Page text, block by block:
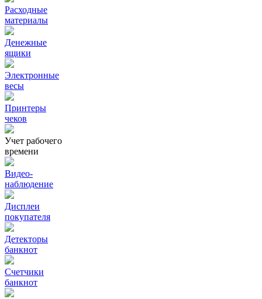
Расходные
материалы
Денежные
ящики
Электронные
весы
Принтеры
чеков
Учет рабочего
времени
Видео‑
наблюдение
Дисплеи
покупателя
Детекторы
банкнот
Счетчики
банкнот